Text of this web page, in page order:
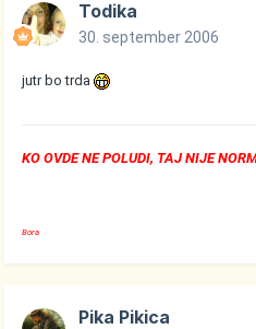
Todika
30. september 2006
jutr bo trda
KO OVDE NE POLUDI, TAJ NIJE
Bora
Pika Pikica